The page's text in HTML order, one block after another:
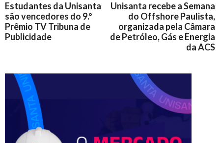
Estudantes da Unisanta
são vencedores do 9.º
Prêmio TV Tribuna de
Publicidade
Unisanta recebe a Semana
do Offshore Paulista,
organizada pela Câmara
de Petróleo, Gás e Energia
da ACS